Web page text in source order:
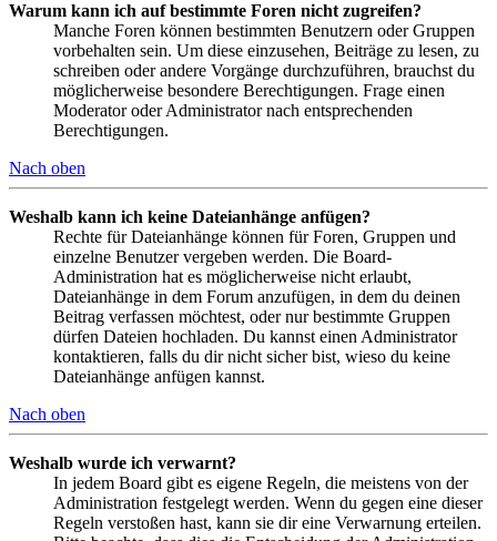
Warum kann ich auf bestimmte Foren nicht zugreifen?
Manche Foren können bestimmten Benutzern oder Gruppen
vorbehalten sein. Um diese einzusehen, Beiträge zu lesen, zu
schreiben oder andere Vorgänge durchzuführen, brauchst du
möglicherweise besondere Berechtigungen. Frage einen
Moderator oder Administrator nach entsprechenden
Berechtigungen.
Nach oben
Weshalb kann ich keine Dateianhänge anfügen?
Rechte für Dateianhänge können für Foren, Gruppen und
einzelne Benutzer vergeben werden. Die Board-
Administration hat es möglicherweise nicht erlaubt,
Dateianhänge in dem Forum anzufügen, in dem du deinen
Beitrag verfassen möchtest, oder nur bestimmte Gruppen
dürfen Dateien hochladen. Du kannst einen Administrator
kontaktieren, falls du dir nicht sicher bist, wieso du keine
Dateianhänge anfügen kannst.
Nach oben
Weshalb wurde ich verwarnt?
In jedem Board gibt es eigene Regeln, die meistens von der
Administration festgelegt werden. Wenn du gegen eine dieser
Regeln verstoßen hast, kann sie dir eine Verwarnung erteilen.